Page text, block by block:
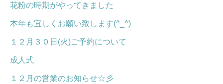
花粉の時期がやってきました
本年も宜しくお願い致します(^_^)
１２月３０日(火)ご予約について
成人式
１２月の営業のお知らせ☆彡